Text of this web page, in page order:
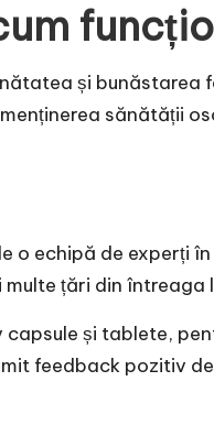
și
sănătății
o echipă de experți
țări din întreaga
și tablete,
feedback pozitiv